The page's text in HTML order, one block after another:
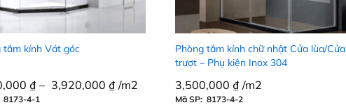
tắm kính Vát góc
₫ – 3,920,000 ₫ /m2
8173-4-1
₫ 3,920,000 ₫
Phòng tắm kính chữ nhật Cửa lùa/Cửa
trượt – Phụ kiện Inox 304
3,500,000 ₫/m2
Mã SP: 8173-4-2
3,500,000 ₫